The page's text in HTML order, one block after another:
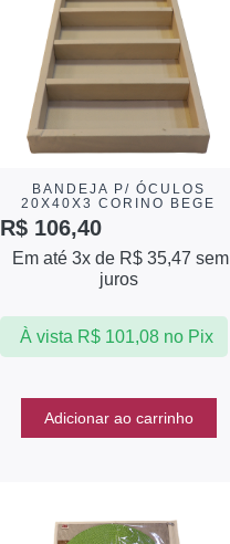
BANDEJA P/ ÓCULOS
20X40X3 CORINO BEGE
R$ 106,40
Em até 3x de R$ 35,47 sem
juros
À vista R$101,08 no Pix
Adicionar ao carrinho